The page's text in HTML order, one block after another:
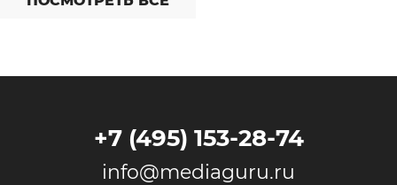
+7 (495) 153-28-74
info@mediaguru.ru